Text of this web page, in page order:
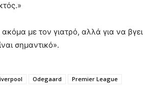
με τον γιατρό, αλλά για να βγει
σημαντικό».
Odegaard
Premier League